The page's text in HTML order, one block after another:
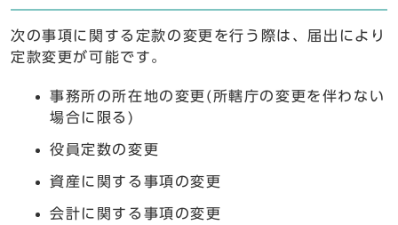
次の事項に関する定款の変更を行う際は、届出により
定款変更が可能です。
事務所の所在地の変更(所轄庁の変更を伴わない
場合に限る)
役員定数の変更
資産に関する事項の変更
会計に関する事項の変更